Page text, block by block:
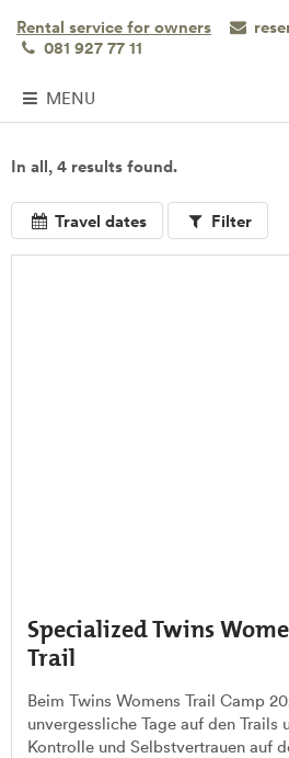
Rental service for owners
081 927 77 11
MENU
In all, 4 results found.
Travel dates Filter
Specialized Twins
Trail
Beim Twins Womens Trail Camp
unvergessliche Tage auf den Trails
Kontrolle und Selbstvertrauen auf